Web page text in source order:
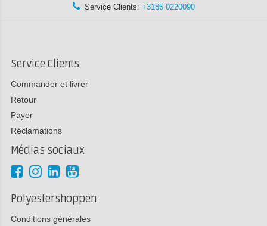
Service Clients: +3185 0220090
Service Clients
Commander et livrer
Retour
Payer
Réclamations
Médias sociaux
Polyestershoppen
Conditions générales